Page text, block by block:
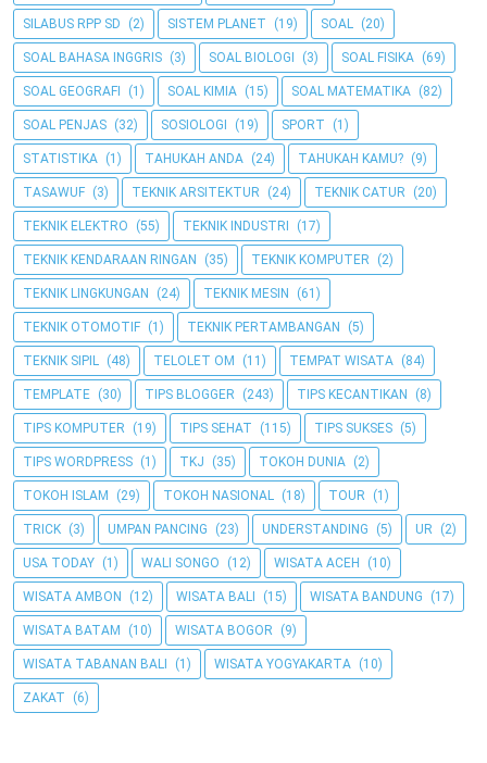
SILABUS RPP SD (2) SISTEM PLANET (19) SOAL (20)
SOAL BAHASA INGGRIS (3) SOAL BIOLOGI (3) SOAL FISIKA (69)
SOAL GEOGRAFI (1) SOAL KIMIA (15) SOAL MATEMATIKA (82)
SOAL PENJAS (32) SOSIOLOGI (19) SPORT (1)
STATISTIKA (1) TAHUKAH ANDA (24) TAHUKAH KAMU? (9)
TASAWUF (3) TEKNIK ARSITEKTUR (24) TEKNIK CATUR (20)
TEKNIK ELEKTRO (55) TEKNIK INDUSTRI (17)
TEKNIK KENDARAAN RINGAN (35) TEKNIK KOMPUTER (2)
TEKNIK LINGKUNGAN (24) TEKNIK MESIN (61)
TEKNIK OTOMOTIF (1) TEKNIK PERTAMBANGAN (5)
TEKNIK SIPIL (48) TELOLET OM (11) TEMPAT WISATA (84)
TEMPLATE (30) TIPS BLOGGER (243) TIPS KECANTIKAN (8)
TIPS KOMPUTER (19) TIPS SEHAT (115) TIPS SUKSES (5)
TIPS WORDPRESS (1) TKJ (35) TOKOH DUNIA (2)
TOKOH ISLAM (29) TOKOH NASIONAL (18) TOUR (1)
TRICK (3) UMPAN PANCING (23) UNDERSTANDING (5) UR (2)
USA TODAY (1) WALI SONGO (12) WISATA ACEH (10)
WISATA AMBON (12) WISATA BALI (15) WISATA BANDUNG (17)
WISATA BATAM (10) WISATA BOGOR (9)
WISATA TABANAN BALI (1) WISATA YOGYAKARTA (10)
ZAKAT (6)